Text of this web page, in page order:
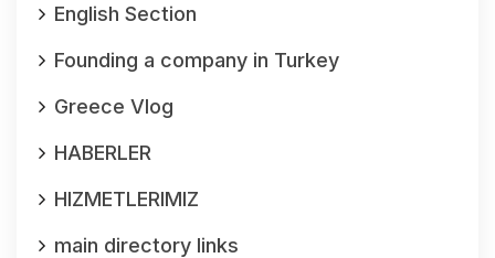
English Section
Founding a company in Turkey
Greece Vlog
HABERLER
HIZMETLERIMIZ
main directory links